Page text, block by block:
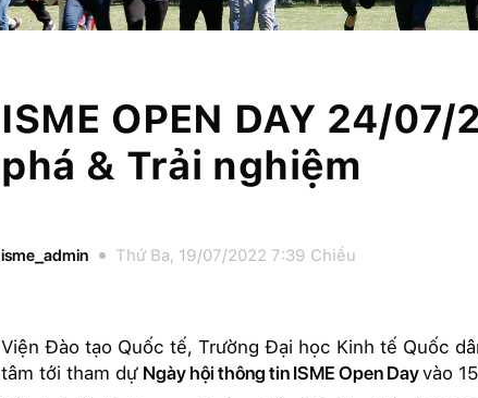
ISME OPEN DAY 24/
phá & Trải nghiệm
isme_admin Thứ Ba, 19/07/2022 7:39 Chiều
Viện Đào tạo Quốc tế, Trường Đại học Kinh tế Quốc
tâm tới tham dự Ngày hội thông tin ISME Open Dayvào